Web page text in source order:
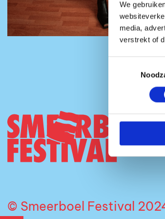
We
media,
verstrekt of
© Smeerboel Festival